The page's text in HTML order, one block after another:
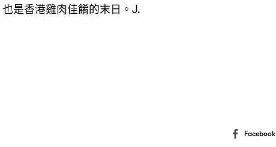
也是香港雞肉佳餚的末日。 J.
Facebook